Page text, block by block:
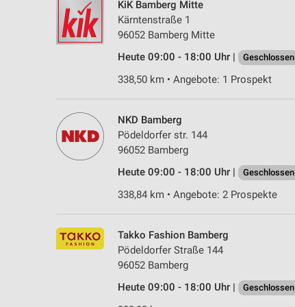
KiK Bamberg Mitte
Kärntenstraße 1
96052 Bamberg Mitte
Heute 09:00 - 18:00 Uhr |
Geschlossen
338,50 km • Angebote: 1 Prospekt
NKD Bamberg
Pödeldorfer str. 144
96052 Bamberg
Heute 09:00 - 18:00 Uhr |
Geschlossen
338,84 km • Angebote: 2 Prospekte
Takko Fashion Bamberg
Pödeldorfer Straße 144
96052 Bamberg
Heute 09:00 - 18:00 Uhr |
Geschlossen